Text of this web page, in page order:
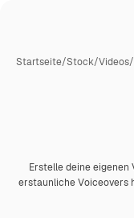
Startseite/Stock/Videos/
Premium
Erstelle deine eigenen
erstaunliche Voiceovers